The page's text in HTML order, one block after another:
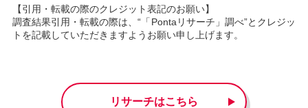
【引用・転載の際のクレジット表記のお願い】
調査結果引用・転載の際は、“「 Pontaリサーチ 」調べ”とクレジッ
トを記載していただきますようお願い申し上げます。
リサーチはこちら